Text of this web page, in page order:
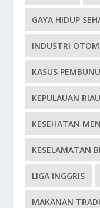
GAYA HIDUP
INDUSTRI
KASUS
KEPULAUAN RIAU
KESEHATAN
KESELAMATAN
LIGA INGGRIS
MAKANAN